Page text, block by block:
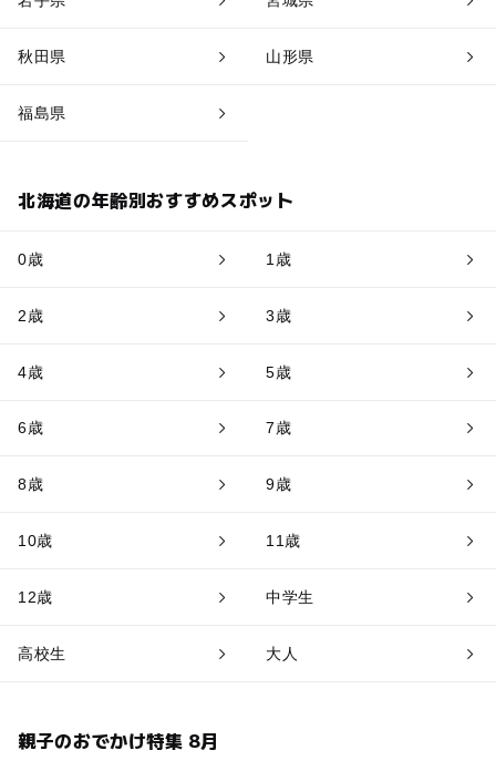
秋田県 山形県
福島県
北海道の年齢別おすすめスポット
0歳 1歳
2歳 3歳
4歳 5歳
6歳 7歳
8歳 9歳
10歳 11歳
12歳 中学生
高校生 大人
親子のおでかけ特集 8月